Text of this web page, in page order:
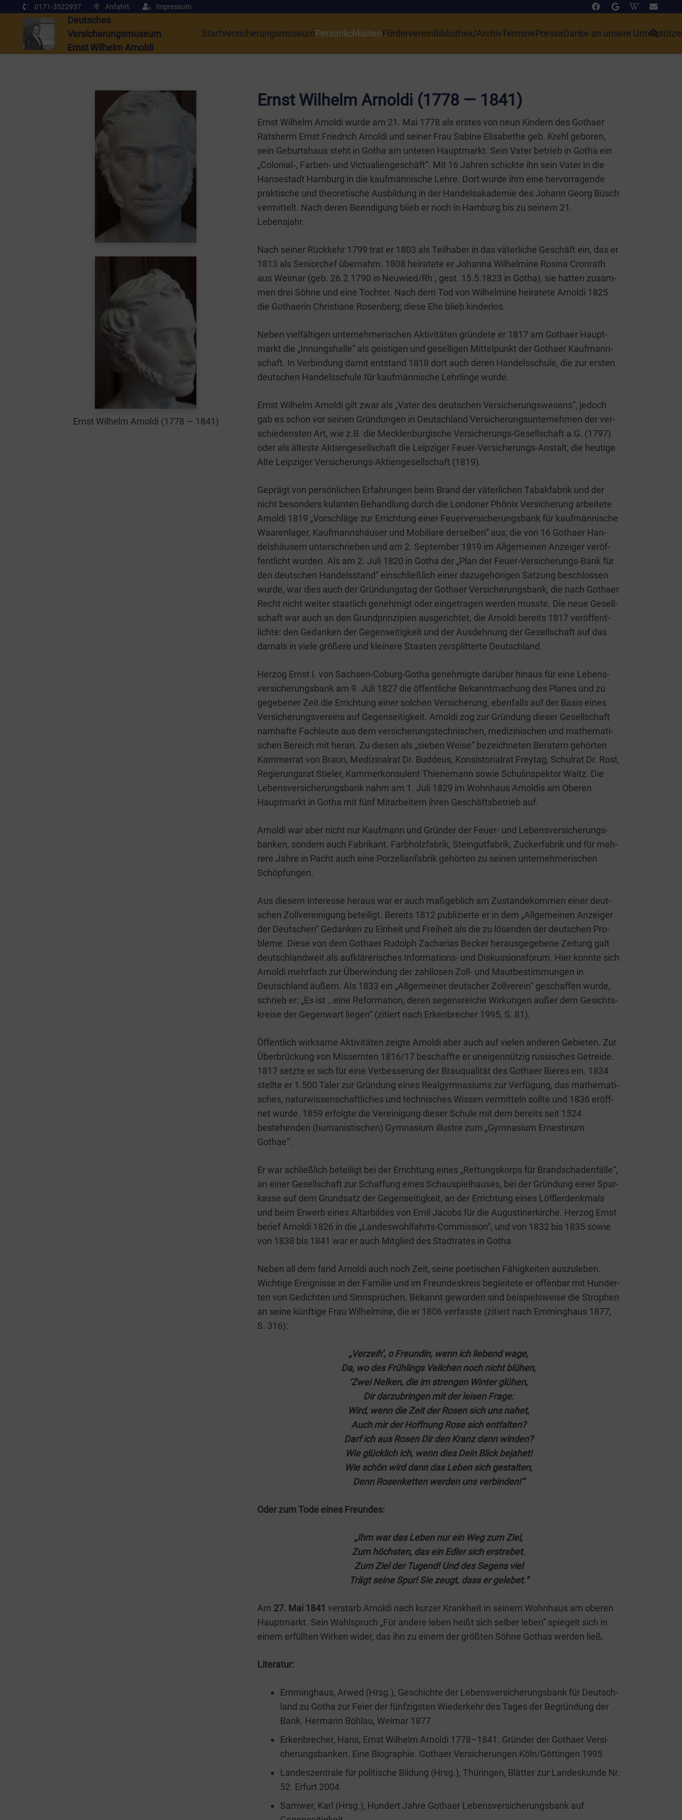
0171-3522937 Anfahrt Impressum
Deutsches
Versicherungsmuseum
Ernst Wilhelm Arnoldi
StartVersicherungsmuseumPersönlichkeitenFördervereinBibliothek/ArchivTerminePresseDanke an unsere
Ernst Wil­helm Arnol­di (1778 — 1841)
Ernst Wilhelm Arnoldi (1778 — 1841)
Ernst Wil­helm Arnol­di wur­de am 21. Mai 1778 als ers­tes von neun Kin­dern des Gotha­er
Rats­herrn Ernst Fried­rich Arnol­di und sei­ner Frau Sabi­ne Eli­sa­be­the geb. Krehl gebo­ren,
sein Geburts­haus steht in Gotha am unte­ren Haupt­markt. Sein Vater betrieb in Gotha ein
„Colonial‑, Far­­ben- und Vic­tua­li­en­ge­schäft“. Mit 16 Jah­ren schick­te ihn sein Vater in die
Han­se­stadt Ham­burg in die kauf­män­ni­sche Leh­re. Dort wur­de ihm eine her­vor­ra­gen­de
prak­ti­sche und theo­re­ti­sche Aus­bil­dung in der Han­dels­aka­de­mie des Johann Georg Büsch
ver­mit­telt. Nach deren Been­di­gung blieb er noch in Ham­burg bis zu sei­nem 21.
Lebensjahr.
Nach sei­ner Rück­kehr 1799 trat er 1803 als Teil­ha­ber in das väter­li­che Geschäft ein, das er
1813 als Seni­or­chef über­nahm. 1808 hei­ra­te­te er Johan­na Wil­hel­mi­ne Rosi­na Cron­rath
aus Wei­mar (geb. 26.2.1790 in Neuwied/Rh., gest. 15.5.1823 in Gotha), sie hat­ten zusam­
men drei Söh­ne und eine Toch­ter. Nach dem Tod von Wil­hel­mi­ne hei­ra­te­te Arnol­di 1825
die Got­hae­rin Chris­tia­ne Rosen­berg; die­se Ehe blieb kinderlos.
Neben viel­fäl­ti­gen unter­neh­me­ri­schen Akti­vi­tä­ten grün­de­te er 1817 am Gotha­er Haupt­
markt die „Innungs­hal­le“ als geis­ti­gen und gesel­li­gen Mit­tel­punkt der Gotha­er Kauf­mann­
schaft. In Ver­bin­dung damit ent­stand 1818 dort auch deren Han­dels­schu­le, die zur ers­ten
deut­schen Han­dels­schu­le für kauf­män­ni­sche Lehr­lin­ge wurde.
Ernst Wil­helm Arnol­di gilt zwar als „Vater des deut­schen Ver­si­che­rungs­we­sens“, jedoch
gab es schon vor sei­nen Grün­dun­gen in Deutsch­land Ver­si­che­rungs­un­ter­neh­men der ver­
schie­dens­ten Art, wie z.B. die Meck­len­bur­gi­sche Ver­­­si­che­rungs-Gesel­l­­schaft a.G. (1797)
oder als ältes­te Akti­en­ge­sell­schaft die Leip­zi­ger Feu­er-Ver­­­si­che­rungs-Anstalt, die heu­ti­ge
Alte Leip­zi­ger Ver­­­si­che­rungs-Akti­en­­ge­­sel­l­­schaft (1819).
Geprägt von per­sön­li­chen Erfah­run­gen beim Brand der väter­li­chen Tabak­fa­brik und der
nicht beson­ders kulan­ten Behand­lung durch die Lon­do­ner Phö­nix Ver­si­che­rung arbei­te­te
Arnol­di 1819 „Vor­schlä­ge zur Errich­tung einer Feu­er­ver­si­che­rungs­bank für kauf­män­ni­sche
Waa­ren­la­ger, Kauf­manns­häu­ser und Mobi­lia­re der­sel­ben“ aus, die von 16 Gotha­er Han­
dels­häu­sern unter­schrie­ben und am 2. Sep­tem­ber 1819 im All­ge­mei­nen Anzei­ger ver­öf­
fent­licht wur­den. Als am 2. Juli 1820 in Gotha der „Plan der Feu­er-Ver­­­si­che­rungs-Bank für
den deut­schen Han­dels­stand“ ein­schließ­lich einer dazu­ge­hö­ri­gen Sat­zung beschlos­sen
wur­de, war dies auch der Grün­dungs­tag der Gotha­er Ver­si­che­rungs­bank, die nach Gotha­er
Recht nicht wei­ter staat­lich geneh­migt oder ein­ge­tra­gen wer­den muss­te. Die neue Gesell­
schaft war auch an den Grund­prin­zi­pi­en aus­ge­rich­tet, die Arnol­di bereits 1817 ver­öf­fent­
lich­te: den Gedan­ken der Gegen­sei­tig­keit und der Aus­deh­nung der Gesell­schaft auf das
damals in vie­le grö­ße­re und klei­ne­re Staa­ten zer­split­ter­te Deutschland.
Her­zog Ernst I. von Sach­­sen-Coburg-Gotha geneh­mig­te dar­über hin­aus für eine Lebens­
ver­si­che­rungs­bank am 9. Juli 1827 die öffent­li­che Bekannt­ma­chung des Pla­nes und zu
gege­be­ner Zeit die Errich­tung einer sol­chen Ver­si­che­rung, eben­falls auf der Basis eines
Ver­si­che­rungs­ver­eins auf Gegen­sei­tig­keit. Arnol­di zog zur Grün­dung die­ser Gesell­schaft
nam­haf­te Fach­leu­te aus dem ver­si­che­rungs­tech­ni­schen, medi­zi­ni­schen und mathe­ma­ti­
schen Bereich mit her­an. Zu die­sen als „sie­ben Wei­se“ bezeich­ne­ten Bera­tern gehör­ten
Kam­mer­rat von Braun, Medi­zi­nal­rat Dr. Bud­de­us, Kon­sis­to­ri­al­rat Frey­tag, Schul­rat Dr. Rost,
Regie­rungs­rat Stie­ler, Kam­mer­kon­su­lent Thie­ne­mann sowie Schul­in­spek­tor Waitz. Die
Lebens­ver­si­che­rungs­bank nahm am 1. Juli 1829 im Wohn­haus Arnol­dis am Obe­ren
Haupt­markt in Gotha mit fünf Mit­ar­bei­tern ihren Geschäfts­be­trieb auf.
Arnol­di war aber nicht nur Kauf­mann und Grün­der der Feu­er- und Lebens­ver­si­che­rungs­
ban­ken, son­dern auch Fabri­kant. Farb­holz­fa­brik, Stein­gut­fa­brik, Zucker­fa­brik und für meh­
re­re Jah­re in Pacht auch eine Por­zel­lan­fa­brik gehör­ten zu sei­nen unter­neh­me­ri­schen
Schöpfungen.
Aus die­sem Inter­es­se her­aus war er auch maß­geb­lich am Zustan­de­kom­men einer deut­
schen Zoll­ver­ei­ni­gung betei­ligt. Bereits 1812 publi­zier­te er in dem „All­ge­mei­nen Anzei­ger
der Deut­schen“ Gedan­ken zu Ein­heit und Frei­heit als die zu lösen­den der deut­schen Pro­
ble­me. Die­se von dem Gotha­er Rudolph Zacha­ri­as Becker her­aus­ge­ge­be­ne Zei­tung galt
deutsch­land­weit als auf­klä­re­ri­sches Infor­­ma­­ti­ons- und Dis­kus­si­ons­fo­rum. Hier konn­te sich
Arnol­di mehr­fach zur Über­win­dung der zahl­lo­sen Zoll- und Maut­be­stim­mun­gen in
Deutsch­land äußern. Als 1833 ein „All­ge­mei­ner deut­scher Zoll­ver­ein“ geschaf­fen wur­de,
schrieb er: „Es ist …eine Refor­ma­ti­on, deren segens­rei­che Wir­kun­gen außer dem Gesichts­
krei­se der Gegen­wart lie­gen“ (zitiert nach Erken­bre­cher 1995, S. 81).
Öffent­lich wirk­sa­me Akti­vi­tä­ten zeig­te Arnol­di aber auch auf vie­len ande­ren Gebie­ten. Zur
Über­brü­ckung von Miss­ern­ten 1816/17 beschaff­te er unei­gen­nüt­zig rus­si­sches Getrei­de.
1817 setz­te er sich für eine Ver­bes­se­rung der Brau­qua­li­tät des Gotha­er Bie­res ein. 1834
stell­te er 1.500 Taler zur Grün­dung eines Real­gym­na­si­ums zur Ver­fü­gung, das mathe­ma­ti­
sches, natur­wis­sen­schaft­li­ches und tech­ni­sches Wis­sen ver­mit­teln soll­te und 1836 eröff­
net wur­de. 1859 erfolg­te die Ver­ei­ni­gung die­ser Schu­le mit dem bereits seit 1524
bestehen­den (huma­nis­ti­schen) Gym­na­si­um illus­tre zum „Gym­na­si­um Ernes­ti­num
Gothae“.
Er war schließ­lich betei­ligt bei der Errich­tung eines „Ret­tungs­korps für Brand­scha­den­fäl­le“,
an einer Gesell­schaft zur Schaf­fung eines Schau­spiel­hau­ses, bei der Grün­dung einer Spar­
kas­se auf dem Grund­satz der Gegen­sei­tig­keit, an der Errich­tung eines Löff­ler­denk­mals
und beim Erwerb eines Altar­bil­des von Emil Jacobs für die Augus­ti­ner­kir­che. Her­zog Ernst
berief Arnol­di 1826 in die „Lan­­des­­wohl­­fahrts-Com­­mis­­si­on“, und von 1832 bis 1835 sowie
von 1838 bis 1841 war er auch Mit­glied des Stadt­ra­tes in Gotha.
Neben all dem fand Arnol­di auch noch Zeit, sei­ne poe­ti­schen Fähig­kei­ten aus­zu­le­ben.
Wich­ti­ge Ereig­nis­se in der Fami­lie und im Freun­des­kreis beglei­te­te er offen­bar mit Hun­der­
ten von Gedich­ten und Sinn­sprü­chen. Bekannt gewor­den sind bei­spiels­wei­se die Stro­phen
an sei­ne künf­ti­ge Frau Wil­hel­mi­ne, die er 1806 ver­fass­te (zitiert nach Emming­haus 1877,
S. 316):
„Ver­zeih’, o Freun­din, wenn ich lie­bend wage,
Da, wo des Früh­lings Veil­chen noch nicht blühen,
‘Zwei Nel­ken, die im stren­gen Win­ter glühen,
Dir dar­zu­brin­gen mit der lei­sen Frage:
Wird, wenn die Zeit der Rosen sich uns nahet,
Auch mir der Hoff­nung Rose sich entfalten?
Darf ich aus Rosen Dir den Kranz dann winden?
Wie glück­lich ich, wenn dies Dein Blick bejahet!
Wie schön wird dann das Leben sich gestalten,
Denn Rosen­ket­ten wer­den uns verbinden!“
Oder zum Tode eines Freundes:
„Ihm war das Leben nur ein Weg zum Ziel,
Zum höchs­ten, das ein Edler sich erstrebet.
Zum Ziel der Tugend! Und des Segens viel
Trägt sei­ne Spur! Sie zeugt, dass er gelebet.“
Am 27. Mai 1841 ver­starb Arnol­di nach kur­zer Krank­heit in sei­nem Wohn­haus am obe­ren
Haupt­markt. Sein Wahl­spruch „Für ande­re leben heißt sich sel­ber leben“ spie­gelt sich in
einem erfüll­ten Wir­ken wider, das ihn zu einem der größ­ten Söh­ne Gothas wer­den ließ.
Lite­ra­tur:
Emming­haus, Arwed (Hrsg.), Geschich­te der Lebens­ver­si­che­rungs­bank für Deutsch­
land zu Gotha zur Fei­er der fünf­zigs­ten Wie­der­kehr des Tages der Begrün­dung der
Bank. Her­mann Böhlau, Wei­mar 1877
Erken­bre­cher, Hans, Ernst Wil­helm Arnol­di 1778–1841. Grün­der der Gotha­er Ver­si­
che­rungs­ban­ken. Eine Bio­gra­phie. Gotha­er Ver­si­che­run­gen Köln/Göttingen 1995
Lan­des­zen­tra­le für poli­ti­sche Bil­dung (Hrsg.), Thü­rin­gen, Blät­ter zur Lan­des­kun­de Nr.
52. Erfurt 2004
Sam­wer, Karl (Hrsg.), Hun­dert Jah­re Gotha­er Lebens­ver­si­che­rungs­bank auf